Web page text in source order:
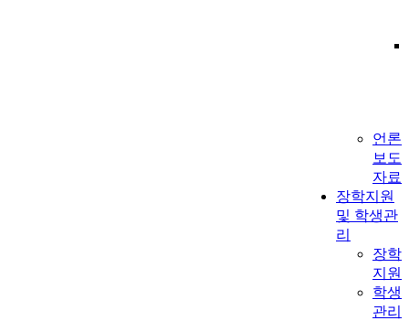
언론
보도
자료
장학지원
및 학생관
리
장학
지원
학생
관리